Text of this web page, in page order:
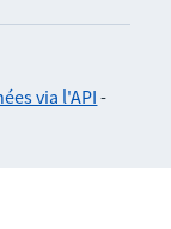
via l'API -